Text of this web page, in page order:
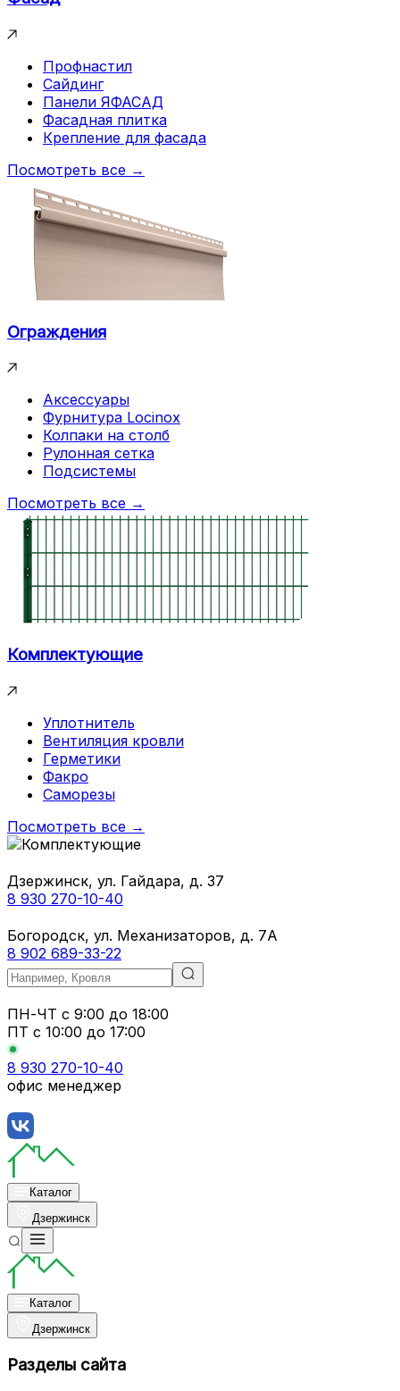
Профнастил
Сайдинг
Панели ЯФАСАД
Фасадная плитка
Крепление для фасада
Посмотреть все →
Ограждения
Аксессуары
Фурнитура Locinox
Колпаки на столб
Рулонная сетка
Подсистемы
Посмотреть все →
Комплектующие
Уплотнитель
Вентиляция кровли
Герметики
Факро
Саморезы
Посмотреть все →
Дзержинск, ул. Гайдара, д. 37
8 930 270-10-40
Богородск, ул. Механизаторов, д. 7А
8 902 689-33-22
ПН-ЧТ с 9:00 до 18:00
ПТ с 10:00 до 17:00
8 930 270-10-40
офис менеджер
Каталог
Дзержинск
Каталог
Дзержинск
Разделы сайта